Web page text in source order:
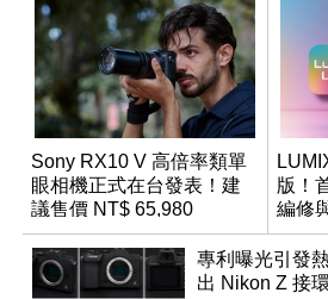
Sony RX10 V 高倍率類單
眼相機正式在台發表！建
議售價 NT$ 65,980
版！
編修
專利曝光引發
出 Nikon Z 接